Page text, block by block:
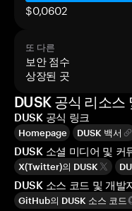
$0,0602
또 다른
보안 점수
상장된 곳
DUSK 공식 리소스
DUSK 공식 링크
Homepage DUSK 백서
DUSK 소셜 미디어 및 커
X(Twitter)의 DUSK
DUSK 소스 코드 및 개발
GitHub의 DUSK 소스 코드